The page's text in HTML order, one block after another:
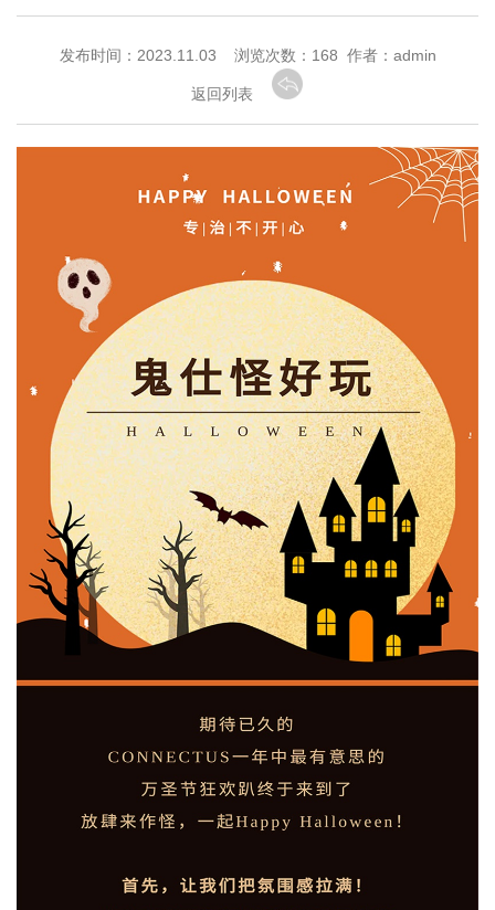
发布时间：2023.11.03 浏览次数： 168 作者：admin
返回列表